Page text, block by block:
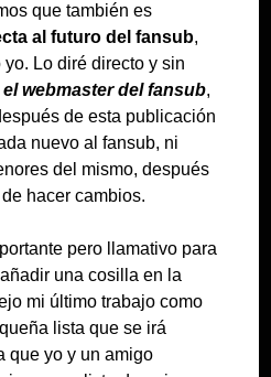
que también es
al futuro del fansub,
Lo diré directo y sin
webmaster del fansub,
de esta publicación
nuevo al fansub, ni
del mismo, después
hacer cambios.
pero llamativo para
una cosilla en la
mi último trabajo como
lista que se irá
que yo y un amigo